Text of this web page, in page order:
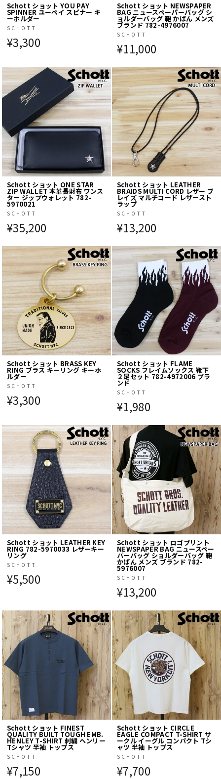
Schott ショット YOU PAY
SPINNER ユーペイ スピナー キ
ーホルダー
SCHOTT
¥3,300
Schott ショット NEWSPAPER
BAG ニュースペーパーバッグ シ
ョルダーバッグ 鞄 かばん メンズ
ブランド 782-4976007
SCHOTT
¥11,000
Schott ショット ONE STAR
ZIP WALLET 本革長財布 ワンス
ター ジップウォレット 782-
5970021
SCHOTT
¥35,200
Schott ショット LEATHER
BRAIDS MULTI CORD レザー ブ
レイズ マルチコード レザースト
ラップ
SCHOTT
¥13,200
Schott ショット BRASS KEY
RING ブラス キーリング キーホ
ルダー
SCHOTT
¥3,300
Schott ショット FLAME
SOCKS フレイムソックス 靴下
２足セット 782-4972006 ブラ
ンド
SCHOTT
¥1,980
Schott ショット LEATHER KEY
RING 782-5970033 レザーキー
リング
SCHOTT
¥5,500
Schott ショット ロゴプリント
NEWSPAPER BAG ニュースペー
パーバッグ ショルダーバッグ 鞄
かばん メンズ ブランド 782-
5976007
SCHOTT
¥13,200
Schott ショット FINEST
QUALITY BUILT TOUGH EMB.
HENLEY T-SHIRT 刺繍 ヘンリー
Tシャツ 半袖 トップス
SCHOTT
¥7,150
Schott ショット CIRCLE
EAGLE COMPACT T-SHIRT サ
ークル イーグル コンパクト Tシ
ャツ 半袖 トップス
SCHOTT
¥7,700